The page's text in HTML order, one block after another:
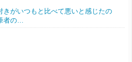
きがいつもと比べて悪いと感じたの
者の…